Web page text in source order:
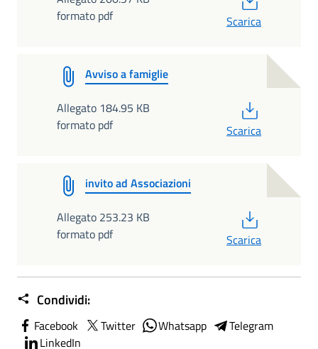
formato pdf
Scarica
Avviso a famiglie
Allegato 184.95 KB
formato pdf
Scarica
invito ad Associazioni
Allegato 253.23 KB
formato pdf
Scarica
Condividi:
Facebook Twitter Whatsapp
Telegram
LinkedIn